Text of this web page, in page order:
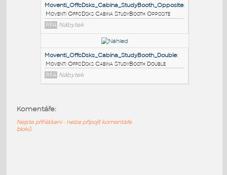
Moventi OffcDsks Cabina WorkBooth Tessalate
RFA Nábytek
Moventi_OffcDsks_Cabina_WorkBooth_Link
Moventi OffcDsks Cabina WorkBooth Link
RFA Nábytek
Moventi_OffcDsks_Cabina_StudyBooth_Opposite
Moventi OffcDsks Cabina StudyBooth Opposite
Komentáře:
Nejste přihlášeni - nelze připojit komentáře
bloků